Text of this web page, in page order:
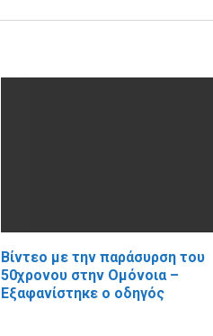
Βίντεο με την παράσυρση του
50χρονου στην Ομόνοια –
Εξαφανίστηκε ο οδηγός